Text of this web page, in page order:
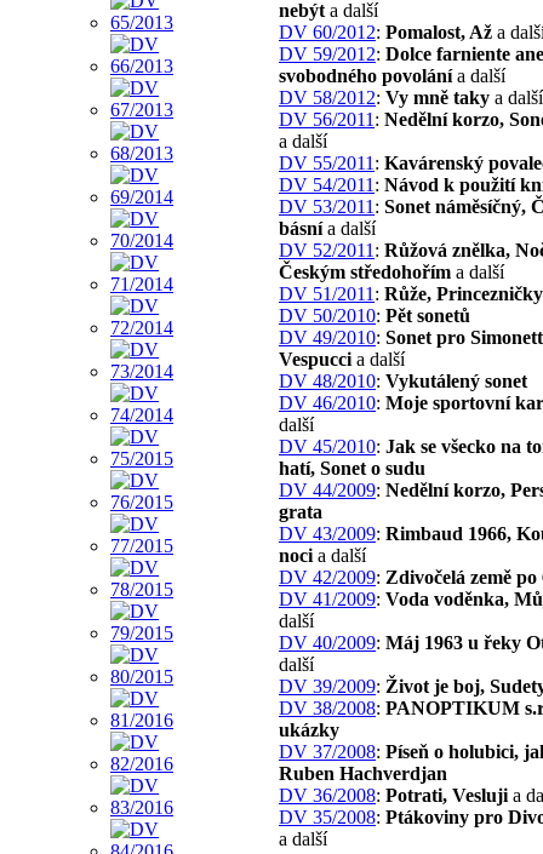
nebýt a další
DV 60/2012: Pomalost, Až a
DV 59/2012: Dolce farniente
svobodného povolánía další
DV 58/2012: Vy mně taky a další
DV 56/2011 : Nedělní korzo,
a další
DV 55/2011 : Kavárenský
DV 54/2011 : Návod k použití
DV 53/2011 : Sonet náměsíčný,
básnía další
DV 52/2011 : Růžová znělka,
Českým středohořím a další
DV 51/2011 : Růže, Princezničky
DV 50/2010: Pět sonetů
DV 49/2010: Sonet pro
Vespucci a další
DV 48/2010: Vykutálený sonet
DV 46/2010: Moje sportovní
další
DV 45/2010: Jak se všecko na
hatí, Sonet o sudu
DV 44/2009: Nedělní korzo,
grata
DV 43/2009: Rimbaud 1966,
noci a další
DV 42/2009: Zdivočelá země po
DV 41/2009: Voda voděnka,
další
DV 40/2009: Máj 1963 u řeky
další
DV 39/2009: Život je boj,
DV 38/2008: PANOPTIKUM
ukázky
DV 37/2008: Píseň o holubici,
Ruben Hachverdjan
DV 36/2008: Potrati, Vesluji a
DV 35/2008: Ptákoviny pro
a další